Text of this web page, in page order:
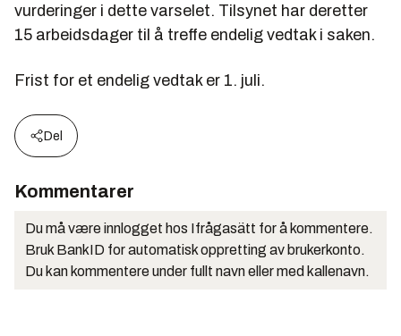
vurderinger i dette varselet. Tilsynet har deretter
15 arbeidsdager til å treffe endelig vedtak i saken.
Frist for et endelig vedtak er 1. juli.
Del
Kommentarer
Du må være innlogget hos Ifrågasätt for å kommentere.
Bruk BankID for automatisk oppretting av brukerkonto.
Du kan kommentere under fullt navn eller med kallenavn.